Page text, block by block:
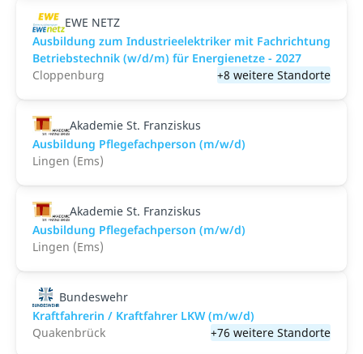
EWE NETZ
Ausbildung zum Industrieelektriker mit Fachrichtung
Betriebstechnik (w/d/m) für Energienetze - 2027
Cloppenburg
+8 weitere Standorte
Akademie St. Franziskus
Ausbildung Pflegefachperson (m/w/d)
Lingen (Ems)
Akademie St. Franziskus
Ausbildung Pflegefachperson (m/w/d)
Lingen (Ems)
Bundeswehr
Kraftfahrerin / Kraftfahrer LKW (m/w/d)
Quakenbrück
+76 weitere Standorte